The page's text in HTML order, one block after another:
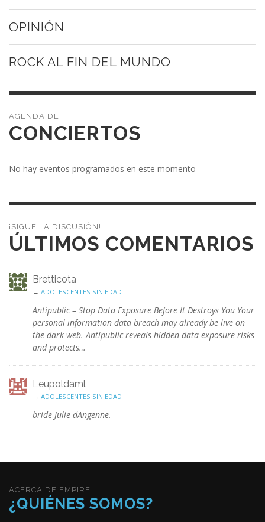
OPINIÓN
ROCK AL FIN DEL MUNDO
CONCIERTOS
No hay eventos programados en este momento
¡SIGUE LA DISCUSIÓN!
ÚLTIMOS COMENTARIOS
Bretticota
→ ADOLESCENTES SIN EDAD
Antipublic – Stop Data Exposure Before It Destroys You Your
personal information data breach may already be live on
the dark web. Antipublic reveals hidden data exposure risks
and protects…
Leupoldaml
→ ADOLESCENTES SIN EDAD
bride Julie dAngenne.
ACERCA DE EMPIRE
¿QUIÉNES SOMOS?